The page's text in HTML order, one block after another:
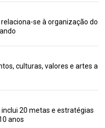
se à organização do
culturas, valores e artes a
inclui 20 metas e estratégias
anos